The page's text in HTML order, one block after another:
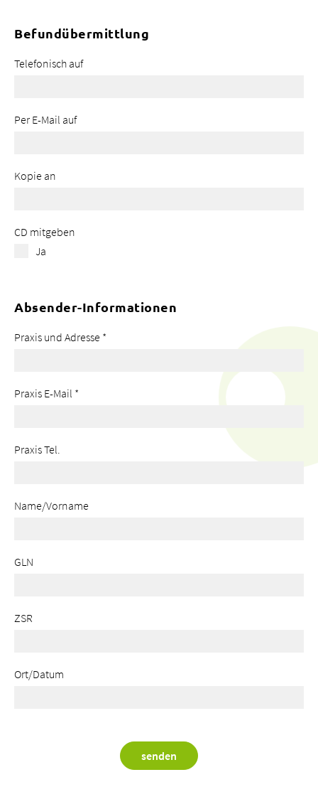
Befundübermittlung
Telefonisch auf
Per E-Mail auf
Kopie an
CD mitgeben
Ja
Absender-Informationen
Praxis und Adresse *
Praxis E-Mail *
Praxis Tel.
Name/Vorname
GLN
ZSR
Ort/Datum
senden